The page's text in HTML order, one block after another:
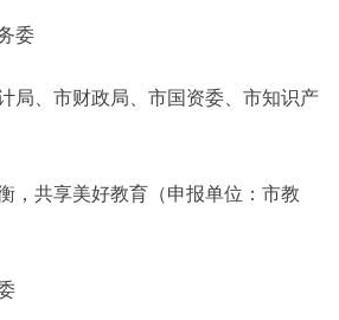
委
、市财政局、市国资委、市知识产
共享美好教育（申报单位：市教